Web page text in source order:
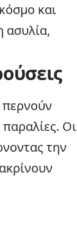
και
ασυλία,
περνούν
Οι
την